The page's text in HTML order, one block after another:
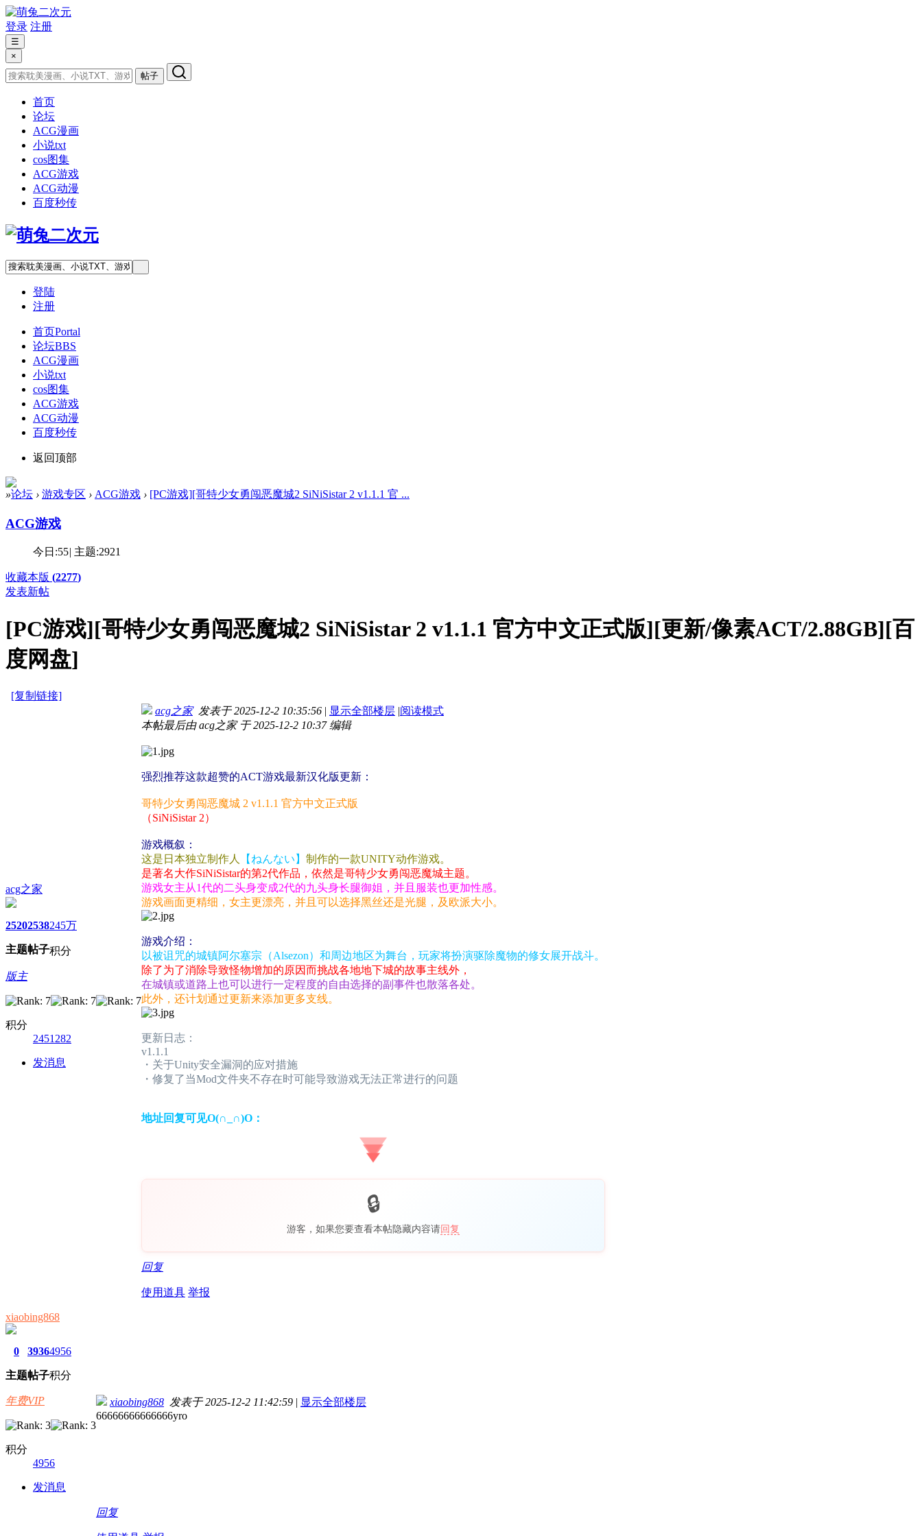
登录 注册
☰
×
帖子
首页
论坛
ACG漫画
小说txt
cos图集
ACG游戏
ACG动漫
百度秒传
登陆
注册
首页Portal
论坛BBS
ACG漫画
小说txt
cos图集
ACG游戏
ACG动漫
百度秒传
返回顶部
»论坛 › 游戏专区 › ACG游戏 › [PC游戏][哥特少女勇闯恶魔城2 SiNiSistar 2 v1.1.1 官 ...
ACG游戏
今日:55| 主题:2921
收藏本版 (2277)
发表新帖
[PC游戏][哥特少女勇闯恶魔城2 SiNiSistar 2 v1.1.1 官方中文正式版][更新/像素ACT/2.88GB][百
度网盘]
[复制链接]
acg之家
2520
主题
2538
帖子
245万
积分
版主
积分
2451282
发消息
acg之家发表于 2025-12-2 10:35:56 | 显示全部楼层 |阅读模式
本帖最后由 acg之家 于 2025-12-2 10:37 编辑
强烈推荐这款超赞的ACT游戏最新汉化版更新：
哥特少女勇闯恶魔城 2 v1.1.1 官方中文正式版
（SiNiSistar 2）
游戏概叙：
这是日本独立制作人
【ねんない】 制作的一款UNITY动作游戏。
是著名大作SiNiSistar的第2代作品，依然是哥特少女勇闯恶魔城主题。
游戏女主从1代的二头身变成2代的九头身长腿御姐，并且服装也更加性感。
游戏画面更精细，女主更漂亮，并且可以选择黑丝还是光腿，及欧派大小。
游戏介绍：
以被诅咒的城镇阿尔塞宗（Alsezon）和周边地区为舞台，玩家将扮演驱除魔物的修女展开战斗。
除了为了消除导致怪物增加的原因而挑战各地地下城的故事主线外，
在城镇或道路上也可以进行一定程度的自由选择的副事件也散落各处。
此外，还计划通过更新来添加更多支线。
更新日志：
v1.1.1
・关于Unity安全漏洞的应对措施
・修复了当Mod文件夹不存在时可能导致游戏无法正常进行的问题
地址回复可见O(∩_∩)O：
游客，如果您要查看本帖隐藏内容请回复
回复
使用道具 举报
xiaobing868
0
主题
3936
帖子
4956
积分
年费VIP
积分
4956
发消息
xiaobing868 发表于 2025-12-2 11:42:59 | 显示全部楼层
66666666666666yro
回复